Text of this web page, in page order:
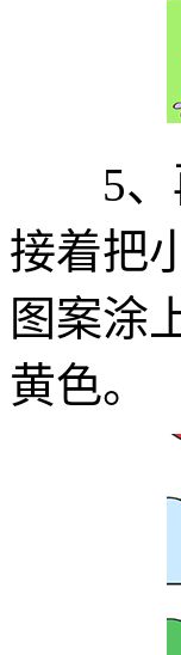
5、再
接着把
图案涂
黄色。